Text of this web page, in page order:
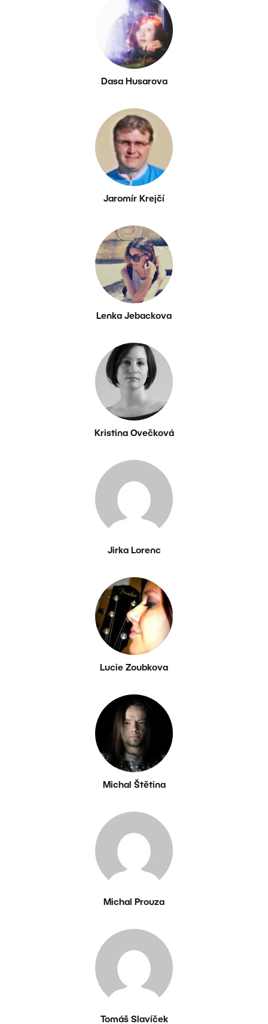
Dasa Husarova
Jaromír Krejčí
Lenka Jebackova
Kristina Ovečková
Jirka Lorenc
Lucie Zoubkova
Michal Štětina
Michal Prouza
Tomáš Slavíček